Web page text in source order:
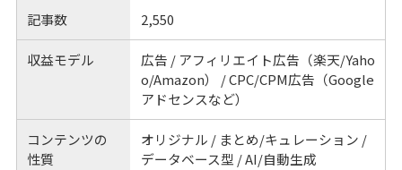
記事数 2,550
収益モデル
広告 / アフィリエイト広告（楽天/Yaho
o/Amazon） / CPC/CPM広告（Google
アドセンスなど）
コンテンツの
性質
オリジナル / まとめ/キュレーション /
データベース型 / AI/自動生成